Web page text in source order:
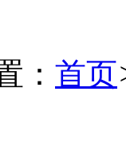
： 首页